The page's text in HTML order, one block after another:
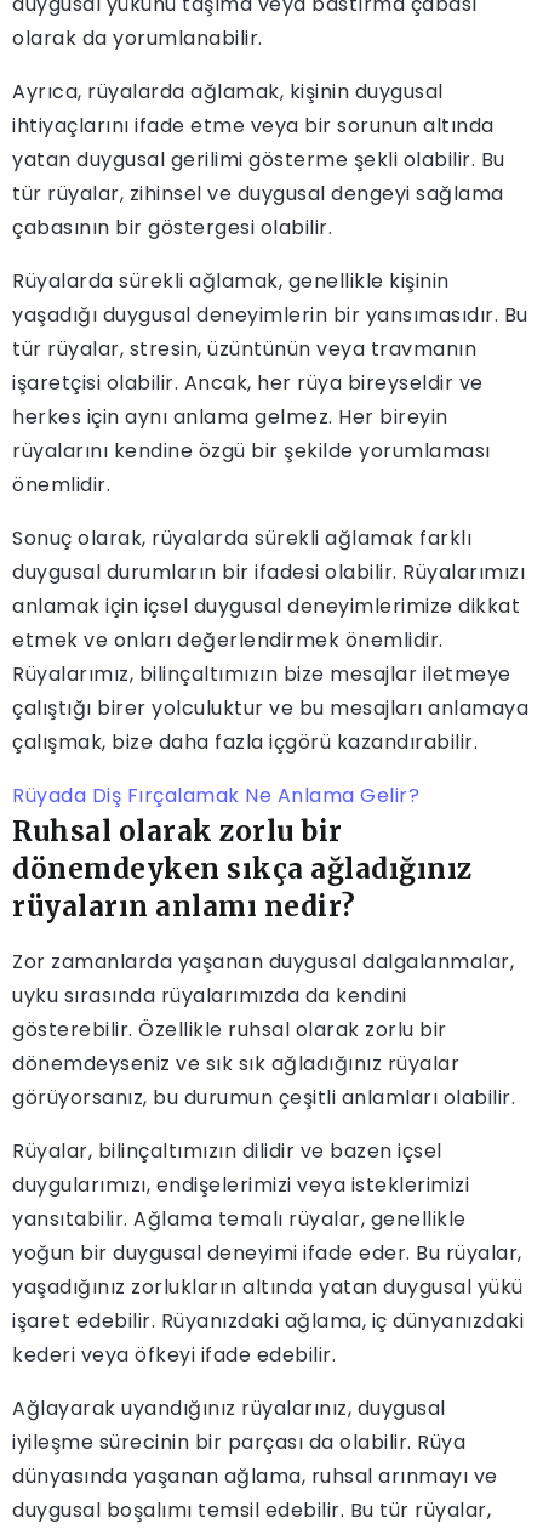
olarak da yorumlanabilir.
Ayrıca, rüyalarda ağlamak, kişinin duygusal
ihtiyaçlarını ifade etme veya bir sorunun altında
yatan duygusal gerilimi gösterme şekli olabilir. Bu
tür rüyalar, zihinsel ve duygusal dengeyi sağlama
çabasının bir göstergesi olabilir.
Rüyalarda sürekli ağlamak, genellikle kişinin
yaşadığı duygusal deneyimlerin bir yansımasıdır. Bu
tür rüyalar, stresin, üzüntünün veya travmanın
işaretçisi olabilir. Ancak, her rüya bireyseldir ve
herkes için aynı anlama gelmez. Her bireyin
rüyalarını kendine özgü bir şekilde yorumlaması
önemlidir.
Sonuç olarak, rüyalarda sürekli ağlamak farklı
duygusal durumların bir ifadesi olabilir. Rüyalarımızı
anlamak için içsel duygusal deneyimlerimize dikkat
etmek ve onları değerlendirmek önemlidir.
Rüyalarımız, bilinçaltımızın bize mesajlar iletmeye
çalıştığı birer yolculuktur ve bu mesajları anlamaya
çalışmak, bize daha fazla içgörü kazandırabilir.
Rüyada Diş Fırçalamak Ne Anlama Gelir?
Ruhsal olarak zorlu bir
dönemdeyken sıkça ağladığınız
rüyaların anlamı nedir?
Zor zamanlarda yaşanan duygusal dalgalanmalar,
uyku sırasında rüyalarımızda da kendini
gösterebilir. Özellikle ruhsal olarak zorlu bir
dönemdeyseniz ve sık sık ağladığınız rüyalar
görüyorsanız, bu durumun çeşitli anlamları olabilir.
Rüyalar, bilinçaltımızın dilidir ve bazen içsel
duygularımızı, endişelerimizi veya isteklerimizi
yansıtabilir. Ağlama temalı rüyalar, genellikle
yoğun bir duygusal deneyimi ifade eder. Bu rüyalar,
yaşadığınız zorlukların altında yatan duygusal yükü
işaret edebilir. Rüyanızdaki ağlama, iç dünyanızdaki
kederi veya öfkeyi ifade edebilir.
Ağlayarak uyandığınız rüyalarınız, duygusal
iyileşme sürecinin bir parçası da olabilir. Rüya
dünyasında yaşanan ağlama, ruhsal arınmayı ve
duygusal boşalımı temsil edebilir. Bu tür rüyalar,